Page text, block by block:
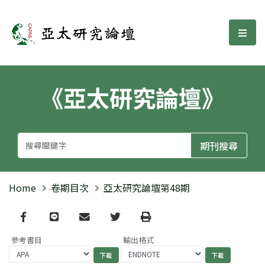
亞太研究論壇 選
《亞太研究論壇》
Home 卷期目次 亞太研究論壇第48期
Facebook
line email TwitterPrint
參考書目 輸出格式